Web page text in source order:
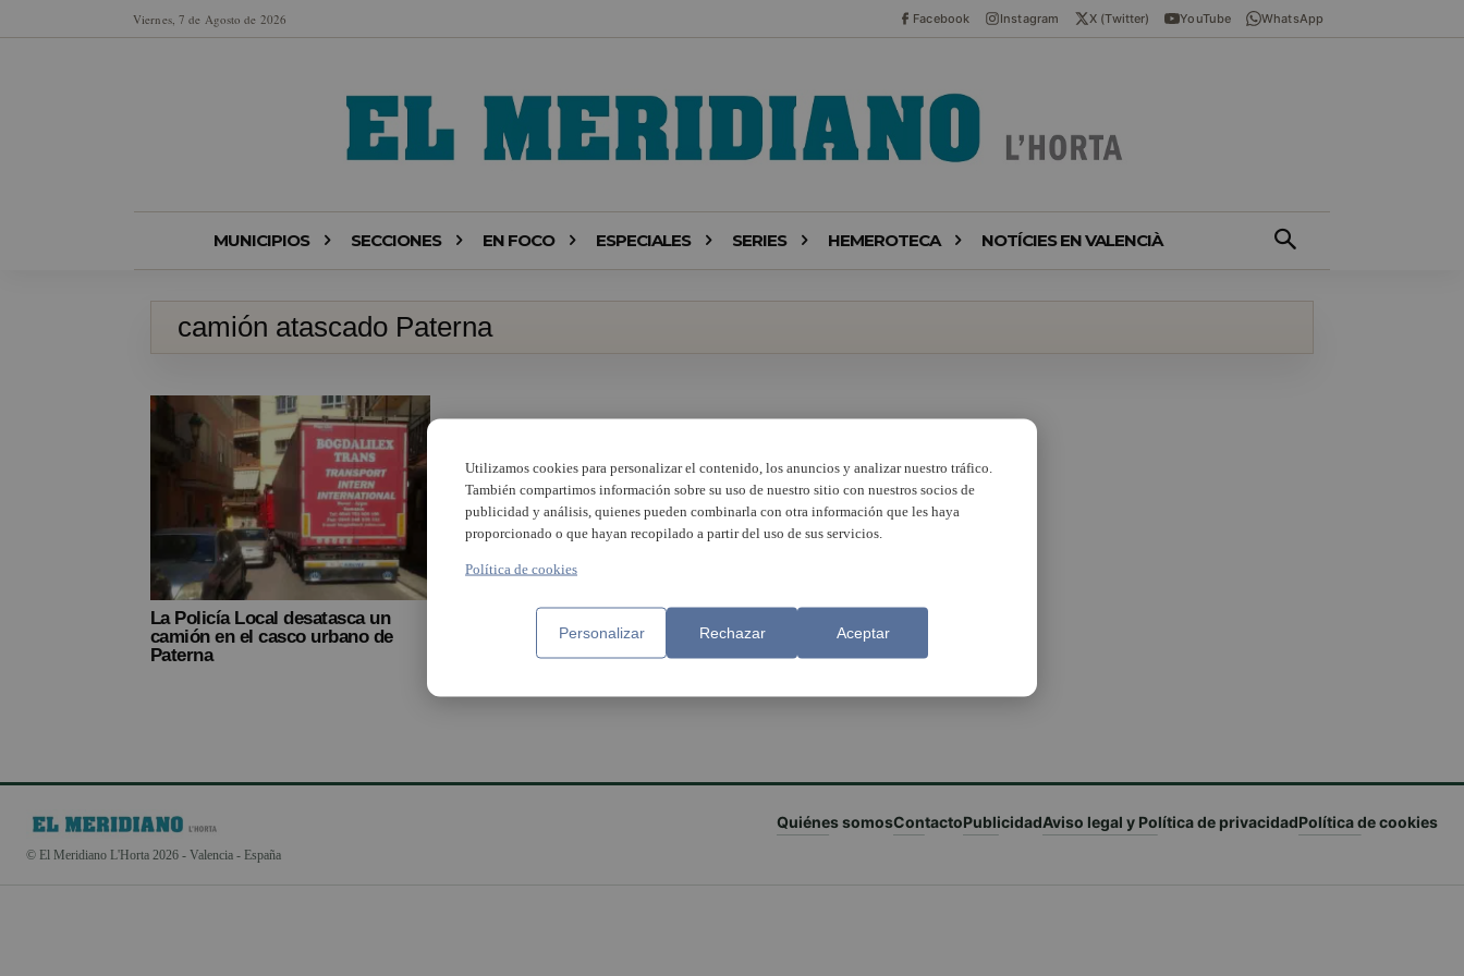
Viernes, 7 de Agosto de 2026 Facebook Instagram X (Twitter) YouTube WhatsApp
MUNICIPIOS SECCIONES EN FOCO ESPECIALES SERIES HEMEROTECA NOTÍCIES EN VALENCIÀ
camión atascado Paterna
La Policía Local desatasca un
camión en el casco urbano de
Paterna
© El Meridiano L'Horta 2026 - Valencia - España
Quiénes somosContactoPublicidadAviso legal y Política de privacidadPolítica de cookies
Utilizamos cookies para personalizar el contenido, los anuncios y analizar nuestro tráfico.
También compartimos información sobre su uso de nuestro sitio con nuestros socios de
publicidad y análisis, quienes pueden combinarla con otra información que les haya
proporcionado o que hayan recopilado a partir del uso de sus servicios.
Política de cookies
Personalizar Rechazar Aceptar